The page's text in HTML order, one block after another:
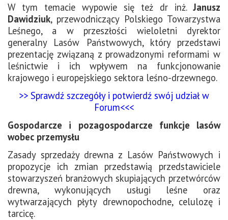
W tym temacie wypowie się też dr inż.Janusz
Dawidziuk, przewodniczący Polskiego Towarzystwa
Leśnego, a w przeszłości wieloletni dyrektor
generalny Lasów Państwowych, który przedstawi
prezentację związaną z prowadzonymi reformami w
leśnictwie i ich wpływem na funkcjonowanie
krajowego i europejskiego sektora leśno-drzewnego.
>> Sprawdź szczegóły i potwierdź swój udział w
Forum<<<
Gospodarcze i pozagospodarcze funkcje lasów
wobec przemysłu
Zasady sprzedaży drewna z Lasów Państwowych i
propozycje ich zmian przedstawią przedstawiciele
stowarzyszeń branżowych skupiających przetwórców
drewna, wykonujących usługi leśne oraz
wytwarzających płyty drewnopochodne, celulozę i
tarcicę.